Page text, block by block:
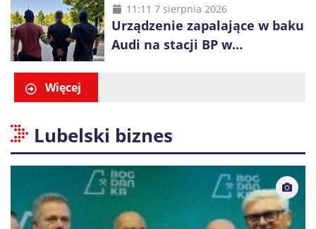
alkohol i perfumy
11:11 7 sierpnia 2026
Urządzenie zapalające w baku
Audi na stacji BP w
Więcej
Lubelski biznes